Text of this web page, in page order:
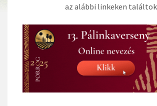
az alábbi linkeken